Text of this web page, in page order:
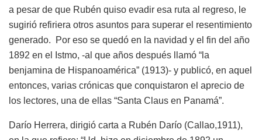
a pesar de que Rubén quiso evadir esa ruta al regreso, le
sugirió refiriera otros asuntos para superar el resentimiento
generado. Por eso se quedó en la navidad y el fin del año
1892 en el Istmo, -al que años después llamó “la
benjamina de Hispanoamérica” (1913)- y publicó, en aquel
entonces, varias crónicas que conquistaron el aprecio de
los lectores, una de ellas “Santa Claus en Panamá”.
Darío Herrera, dirigió carta a Rubén Darío (Callao,1911),